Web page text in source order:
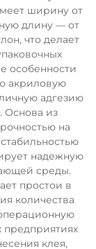
ширину от
длину — от
что делает
особенности
акриловую
адгезию
Основа из
на
надежную
среды.
простои в
количества
предприятиях
клея,